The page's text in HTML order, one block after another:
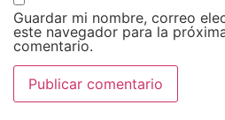
Guardar mi nombre, correo
este navegador para la
comentario.